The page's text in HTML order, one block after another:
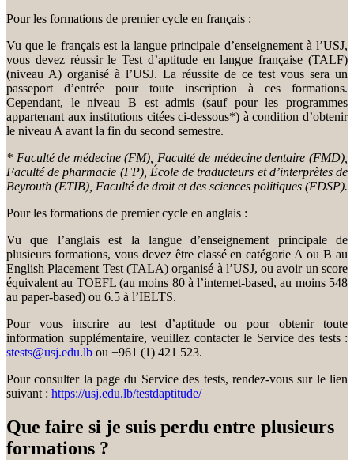
Pour les formations de premier cycle en français :
Vu que le français est la langue principale d’enseignement à l’USJ,
vous devez réussir le Test d’aptitude en langue française (TALF)
(niveau A) organisé à l’USJ. La réussite de ce test vous sera un
passeport d’entrée pour toute inscription à ces formations.
Cependant, le niveau B est admis (sauf pour les programmes
appartenant aux institutions citées ci-dessous*) à condition d’obtenir
le niveau A avant la fin du second semestre.
* Faculté de médecine (FM), Faculté de médecine dentaire (FMD),
Faculté de pharmacie (FP), École de traducteurs et d’interprètes de
Beyrouth (ETIB), Faculté de droit et des sciences politiques (FDSP).
Pour les formations de premier cycle en anglais :
Vu que l’anglais est la langue d’enseignement principale de
plusieurs formations, vous devez être classé en catégorie A ou B au
English Placement Test (TALA) organisé à l’USJ, ou avoir un score
équivalent au TOEFL (au moins 80 à l’internet-based, au moins 548
au paper-based) ou 6.5 à l’IELTS.
Pour vous inscrire au test d’aptitude ou pour obtenir toute
information supplémentaire, veuillez contacter le Service des tests :
stests@usj.edu.lb ou +961 (1) 421 523.
Pour consulter la page du Service des tests, rendez-vous sur le lien
suivant : https://usj.edu.lb/testdaptitude/
Que faire si je suis perdu entre plusieurs
formations ?